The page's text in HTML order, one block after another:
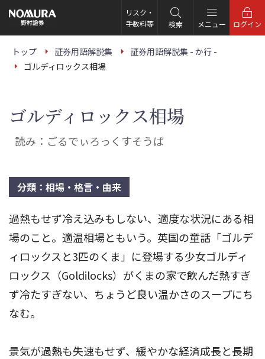
の
ー
リスク・
手数料等
検索 メニュー ログイン
トップ 証券用語解説集
証券用語解説集 - か行 -
ゴルディロックス相場
ゴルディロックス相場
読み：ごるでぃろっくすそうば
分類：相場・格言・由来
過熱もせず冷え込みもしない、適度な状況にある相
場のこと。適温相場ともいう。英国の童話「ゴルデ
ィロックスと3匹のくま」に登場する少女ゴルディ
ロックス（Goldilocks）がくまの家で飲んだ熱すぎ
ず冷たすぎない、ちょうど良い温かさのスープにち
なむ。
景気が過熱も失速もせず、緩やかな経済成長と長期